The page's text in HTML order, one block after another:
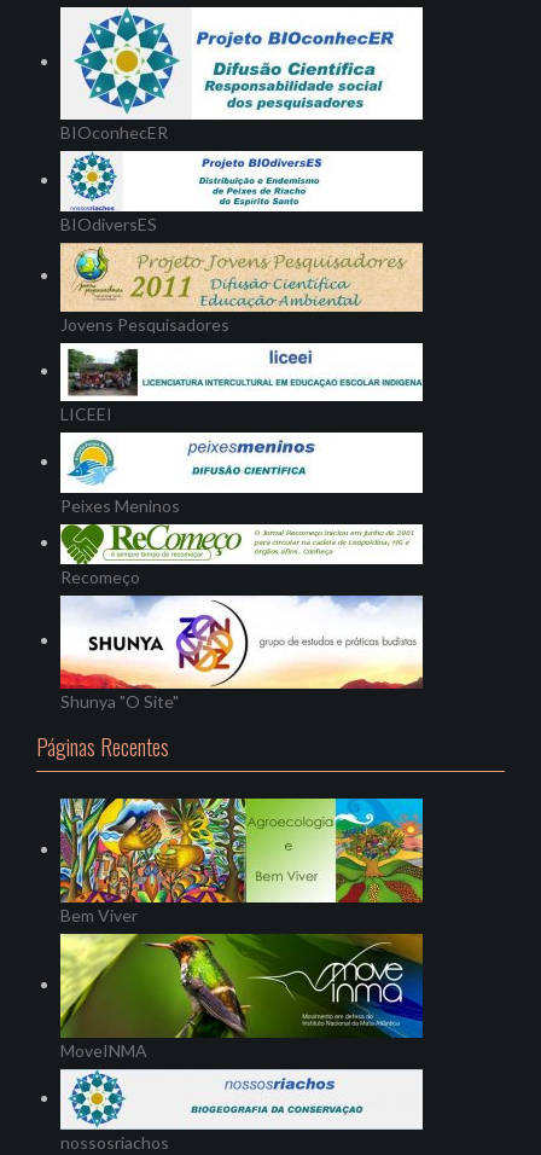
BIOconhecER
BIOdiversES
Jovens Pesquisadores
LICEEI
Peixes Meninos
Recomeço
Shunya "O Site"
Páginas Recentes
Bem Viver
MoveINMA
nossosriachos